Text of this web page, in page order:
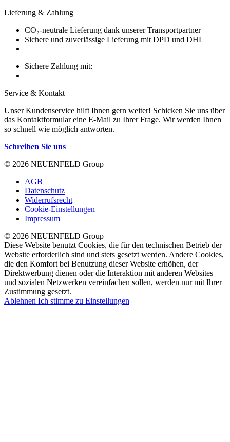
Lieferung & Zahlung
CO₂-neutrale Lieferung dank unserer Transportpartner
Sichere und zuverlässige Lieferung mit DPD und DHL
Sichere Zahlung mit:
Service & Kontakt
Unser Kundenservice hilft Ihnen gern weiter! Schicken Sie uns über
das Kontaktformular eine E-Mail zu Ihrer Frage. Wir werden Ihnen
so schnell wie möglich antworten.
Schreiben Sie uns
© 2026 NEUENFELD Group
AGB
Datenschutz
Widerrufsrecht
Cookie-Einstellungen
Impressum
© 2026 NEUENFELD Group
Diese Website benutzt Cookies, die für den technischen Betrieb der
Website erforderlich sind und stets gesetzt werden. Andere Cookies,
die den Komfort bei Benutzung dieser Website erhöhen, der
Direktwerbung dienen oder die Interaktion mit anderen Websites
und sozialen Netzwerken vereinfachen sollen, werden nur mit Ihrer
Zustimmung gesetzt.
Ablehnen Ich stimme zu Einstellungen